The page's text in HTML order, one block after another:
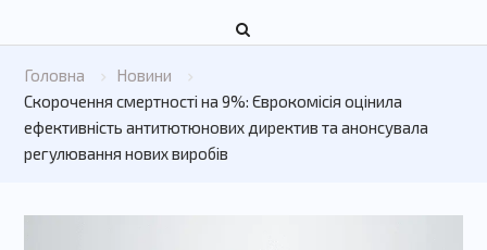
Головна
Новини
Скорочення смертності на 9%: Єврокомісія оцінила
ефективність антитютюнових директив та анонсувала
регулювання нових виробів